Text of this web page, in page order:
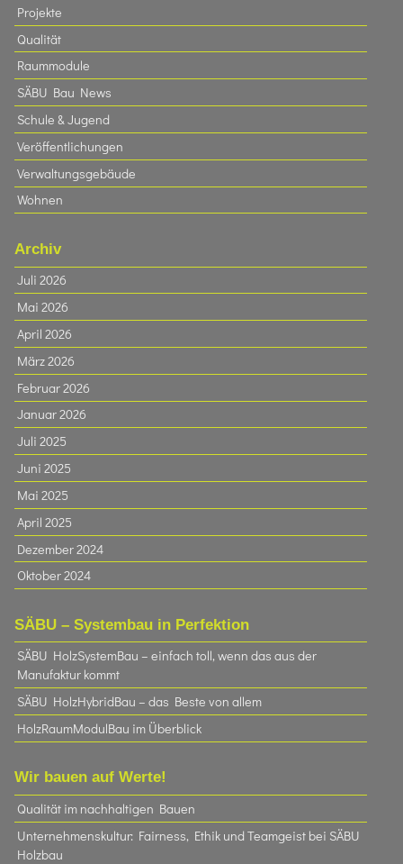
Projekte
Qualität
Raummodule
SÄBU Bau News
Schule & Jugend
Veröffentlichungen
Verwaltungsgebäude
Wohnen
Archiv
Juli 2026
Mai 2026
April 2026
März 2026
Februar 2026
Januar 2026
Juli 2025
Juni 2025
Mai 2025
April 2025
Dezember 2024
Oktober 2024
SÄBU – Systembau in Perfektion
SÄBU HolzSystemBau – einfach toll, wenn das aus der
Manufaktur kommt
SÄBU HolzHybridBau – das Beste von allem
HolzRaumModulBau im Überblick
Wir bauen auf Werte!
Qualität im nachhaltigen Bauen
Unternehmenskultur: Fairness, Ethik und Teamgeist bei SÄBU
Holzbau​